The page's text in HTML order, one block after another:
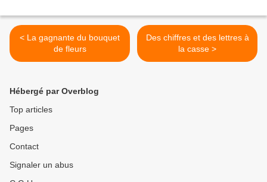
< La gagnante du bouquet
de fleurs
Des chiffres et des lettres à
la casse >
Hébergé par Overblog
Top articles
Pages
Contact
Signaler un abus